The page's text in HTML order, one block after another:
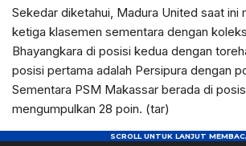
Sekedar diketahui, Madura United saat ini
ketiga klasemen sementara dengan
Bhayangkara di posisi kedua dengan
posisi pertama adalah Persipura dengan
Sementara PSM Makassar berada di
mengumpulkan 28 poin. (tar)